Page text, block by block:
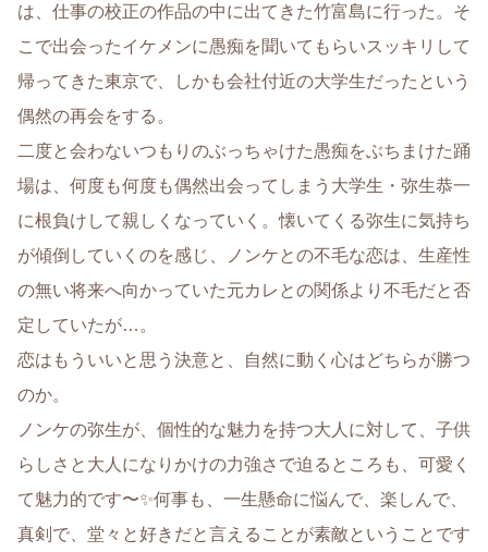
は、仕事の校正の作品の中に出てきた竹富島に行った。そ
こで出会ったイケメンに愚痴を聞いてもらいスッキリして
帰ってきた東京で、しかも会社付近の大学生だったという
偶然の再会をする。
二度と会わないつもりのぶっちゃけた愚痴をぶちまけた踊
場は、何度も何度も偶然出会ってしまう大学生・弥生恭一
に根負けして親しくなっていく。懐いてくる弥生に気持ち
が傾倒していくのを感じ、ノンケとの不毛な恋は、生産性
の無い将来へ向かっていた元カレとの関係より不毛だと否
定していたが…。
恋はもういいと思う決意と、自然に動く心はどちらが勝つ
のか。
ノンケの弥生が、個性的な魅力を持つ大人に対して、子供
らしさと大人になりかけの力強さで迫るところも、可愛く
て魅力的です〜✨何事も、一生懸命に悩んで、楽しんで、
真剣で、堂々と好きだと言えることが素敵ということです